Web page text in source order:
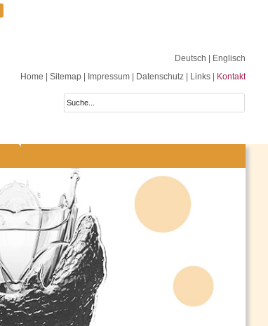
Deutsch
| Englisch
Home
Sitemap Impressum Datenschutz Links Kontakt